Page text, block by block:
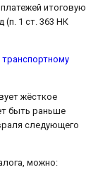
итоговую
(п. 1 ст. 363 НК
жёсткое
быть раньше
следующего
можно: